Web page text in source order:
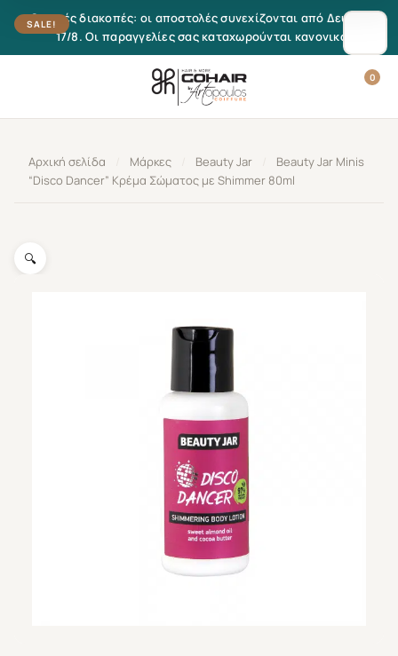
Μετάβαση στο περιεχόμενο
Θερινές διακοπές: οι αποστολές συνεχίζονται από Δευτέρα
17/8. Οι παραγγελίες σας καταχωρούνται κανονικά.
0
Αρχική σελίδα Μάρκες Beauty Jar
Beauty Jar Minis
“Disco Dancer” Κρέμα Σώματος με Shimmer 80ml
SALE!
🔍